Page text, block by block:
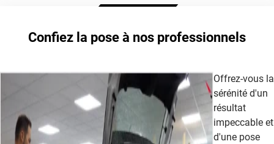
Confiez la pose à nos professionnels
Offrez-vous la
sérénité d'un
résultat
impeccable et
d'une pose